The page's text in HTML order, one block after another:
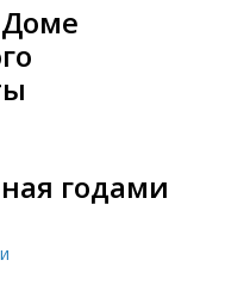
годами